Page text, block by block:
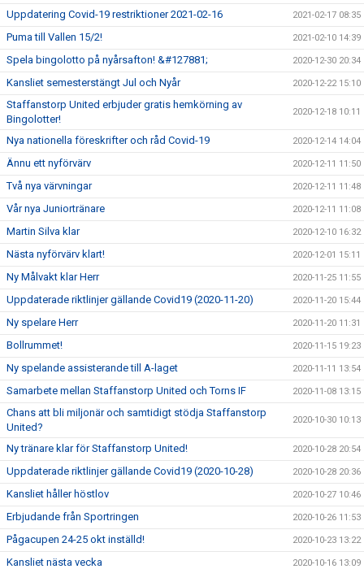
Uppdatering Covid-19 restriktioner 2021-02-16 2021-02-17 08:35
Puma till Vallen 15/2! 2021-02-10 14:39
Spela bingolotto på nyårsafton! &#127881; 2020-12-30 20:34
Kansliet semesterstängt Jul och Nyår 2020-12-22 15:10
Staffanstorp United erbjuder gratis hemkörning av
Bingolotter!
2020-12-18 10:11
Nya nationella föreskrifter och råd Covid-19 2020-12-14 14:04
Ännu ett nyförvärv 2020-12-11 11:50
Två nya värvningar 2020-12-11 11:48
Vår nya Juniortränare 2020-12-11 11:08
Martin Silva klar 2020-12-10 16:32
Nästa nyförvärv klart! 2020-12-01 15:11
Ny Målvakt klar Herr 2020-11-25 11:55
Uppdaterade riktlinjer gällande Covid19 (2020-11-20) 2020-11-20 15:44
Ny spelare Herr 2020-11-20 11:31
Bollrummet! 2020-11-15 19:23
Ny spelande assisterande till A-laget 2020-11-11 13:54
Samarbete mellan Staffanstorp United och Torns IF 2020-11-08 13:15
Chans att bli miljonär och samtidigt stödja Staffanstorp
United?
2020-10-30 10:13
Ny tränare klar för Staffanstorp United! 2020-10-28 20:54
Uppdaterade riktlinjer gällande Covid19 (2020-10-28) 2020-10-28 20:36
Kansliet håller höstlov 2020-10-27 10:46
Erbjudande från Sportringen 2020-10-26 11:53
Pågacupen 24-25 okt inställd! 2020-10-23 13:22
Kansliet nästa vecka 2020-10-16 13:09